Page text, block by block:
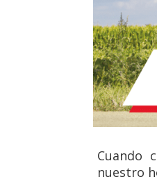
Cuando
nuestro